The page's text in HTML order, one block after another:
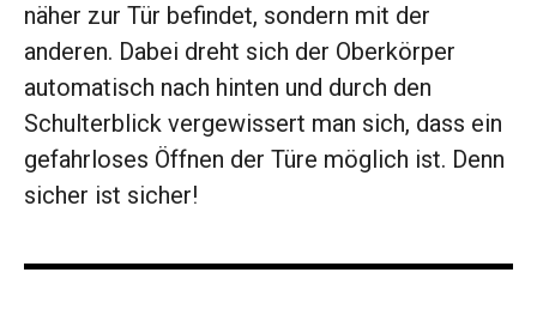
näher zur Tür befindet, sondern mit der
anderen. Dabei dreht sich der Oberkörper
automatisch nach hinten und durch den
Schulterblick vergewissert man sich, dass ein
gefahrloses Öffnen der Türe möglich ist. Denn
sicher ist sicher!